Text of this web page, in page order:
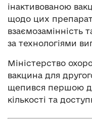
інактивованою
щодо цих
взаємозамінність
за технологіями
Міністерство
вакцина для
щепився першою
кількості та